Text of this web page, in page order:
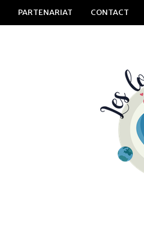
PARTENARIAT CONTACT